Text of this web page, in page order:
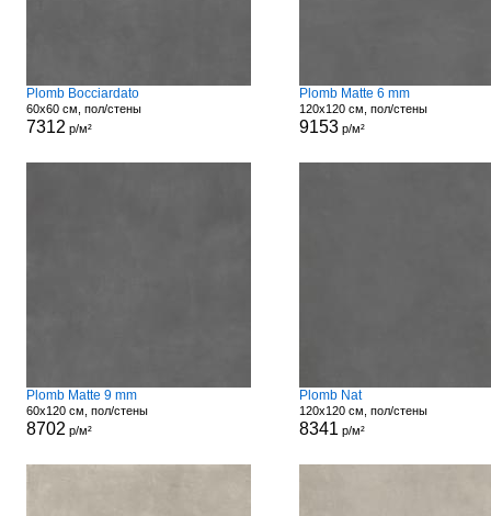
Plomb Bocciardato
60x60 см, пол/стены
7312 р/м²
Plomb Matte 6 mm
120x120 см, пол/стены
9153р/м²
Plomb Matte 9 mm
60x120 см, пол/стены
8702 р/м²
Plomb Nat
120x120 см, пол/стены
8341 р/м²